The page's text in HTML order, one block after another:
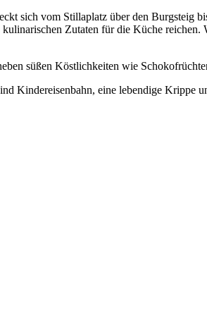
sich vom Stillaplatz über den Burgsteig
Zutaten für die Küche
süßen Köstlichkeiten wie
Kindereisenbahn, eine lebendige Krippe